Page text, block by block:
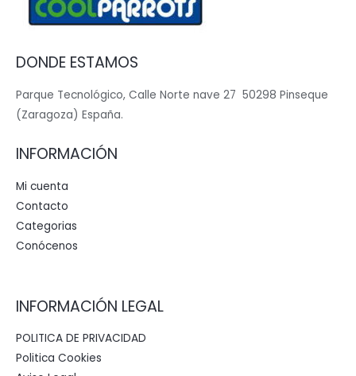
DONDE ESTAMOS
Parque Tecnológico, Calle Norte nave 27 50298 Pinseque
(Zaragoza) España.
INFORMACIÓN
Mi cuenta
Contacto
Categorias
Conócenos
INFORMACIÓN LEGAL
POLITICA DE PRIVACIDAD
Politica Cookies